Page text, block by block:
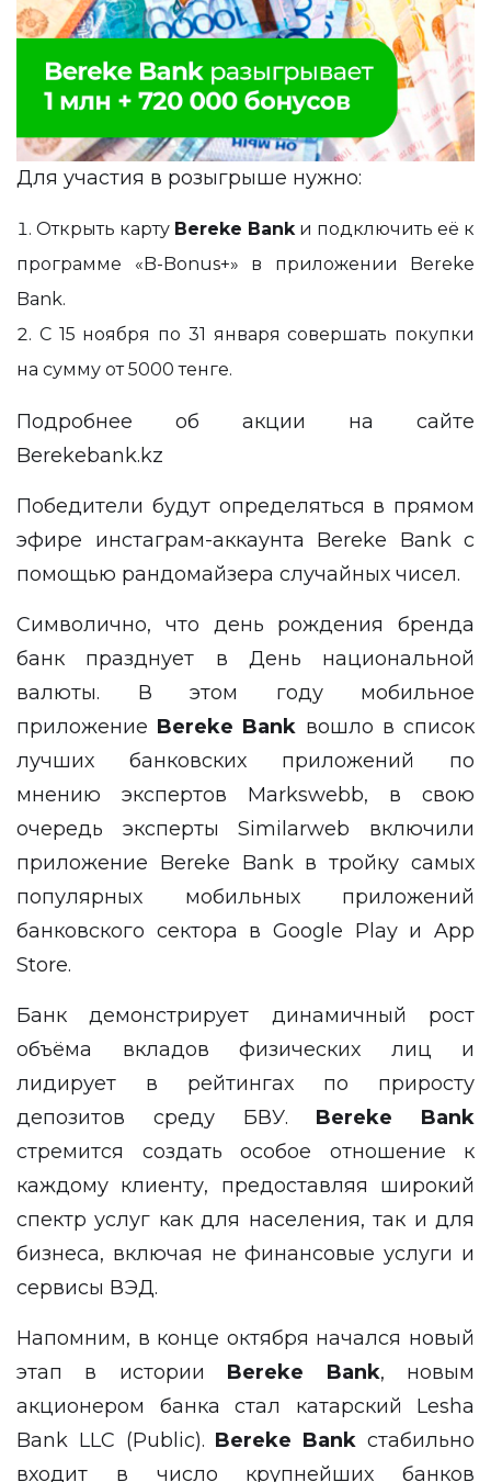
Для участия в розыгрыше нужно:
Открыть карту Bereke Bankи подключить её к
программе «B-Bonus+» в приложении Bereke
Bank.
С 15 ноября по 31 января совершать покупки
на сумму от 5000 тенге.
Подробнее об акции на сайте
Berekebank.kz
Победители будут определяться в прямом
эфире инстаграм-аккаунта Bereke Bankс
помощью рандомайзера случайных чисел.
Символично, что день рождения бренда
банк празднует в День национальной
валюты. В этом году мобильное
приложение Bereke Bank вошло в список
лучших банковских приложений по
мнению экспертов Markswebb, в свою
очередь эксперты Similarweb включили
приложение Bereke Bank в тройку самых
популярных мобильных приложений
банковского сектора в Google Play и App
Store.
Банк демонстрирует динамичный рост
объёма вкладов физических лиц и
лидирует в рейтингах по приросту
депозитов среду БВУ. Bereke Bank
стремится создать особое отношение к
каждому клиенту, предоставляя широкий
спектр услуг как для населения, так и для
бизнеса, включая не финансовые услуги и
сервисы ВЭД.
Напомним, в конце октября начался новый
этап в истории Bereke Bank, новым
акционером банка стал катарский Lesha
Bank LLC (Public). Bereke Bank стабильно
входит в число крупнейших банков